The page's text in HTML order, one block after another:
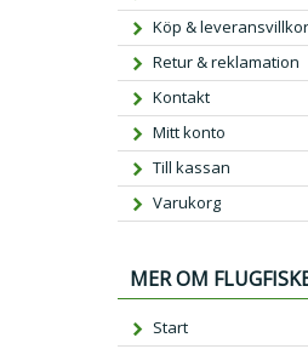
Köp & leveransvillkor
Retur & reklamation
Kontakt
Mitt konto
Till kassan
Varukorg
MER OM
Start